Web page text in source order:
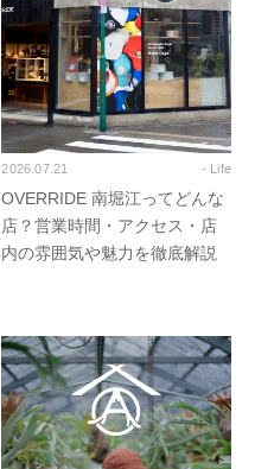
2026.07.21 - Life
OVERRIDE 南堀江ってどんな
店？営業時間・アクセス・店
内の雰囲気や魅力を徹底解説